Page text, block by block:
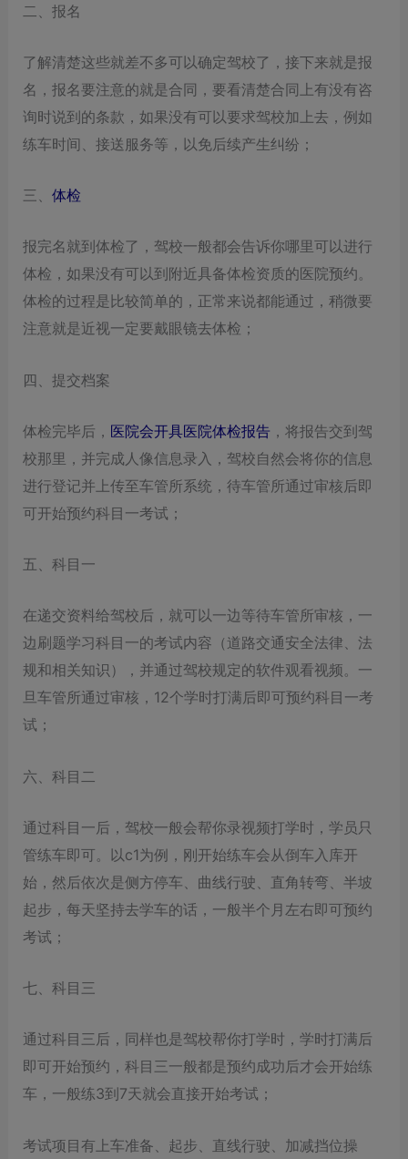
二、报名
了解清楚这些就差不多可以确定驾校了，接下来就是报
名，报名要注意的就是合同，要看清楚合同上有没有咨
询时说到的条款，如果没有可以要求驾校加上去，例如
练车时间、接送服务等，以免后续产生纠纷；
三、体检
报完名就到体检了，驾校一般都会告诉你哪里可以进行
体检，如果没有可以到附近具备体检资质的医院预约。
体检的过程是比较简单的，正常来说都能通过，稍微要
注意就是近视一定要戴眼镜去体检；
四、提交档案
体检完毕后， 医院会开具医院体检报告 ，将报告交到驾
校那里，并完成人像信息录入，驾校自然会将你的信息
进行登记并上传至车管所系统，待车管所通过审核后即
可开始预约科目一考试；
五、科目一
在递交资料给驾校后，就可以一边等待车管所审核，一
边刷题学习科目一的考试内容（道路交通安全法律、法
规和相关知识），并通过驾校规定的软件观看视频。一
旦车管所通过审核，12个学时打满后即可预约科目一考
试；
六、科目二
通过科目一后，驾校一般会帮你录视频打学时，学员只
管练车即可。以c1为例，刚开始练车会从倒车入库开
始，然后依次是侧方停车、曲线行驶、直角转弯、半坡
起步，每天坚持去学车的话，一般半个月左右即可预约
考试；
七、科目三
通过科目三后，同样也是驾校帮你打学时，学时打满后
即可开始预约，科目三一般都是预约成功后才会开始练
车，一般练3到7天就会直接开始考试；
考试项目有上车准备、起步、直线行驶、加减挡位操